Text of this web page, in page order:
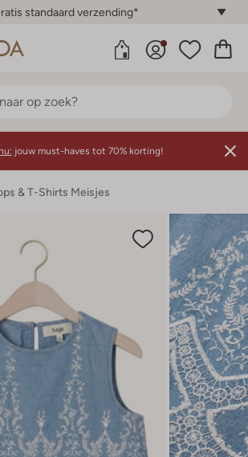
standaard verzending*
jouw must-haves tot 70% korting!
& T-Shirts Meisjes